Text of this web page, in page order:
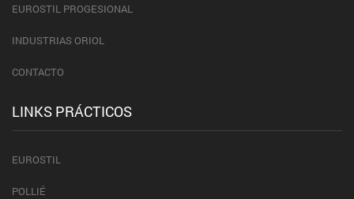
EUROSTIL PROGESIONAL
INDUSTRIAS ORIOL
CONTACTO
LINKS PRÁCTICOS
EUROSTIL
POLLIÉ